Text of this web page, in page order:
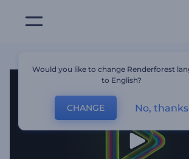
Would you like to change Renderforest
to English?
CHANGE No, thanks